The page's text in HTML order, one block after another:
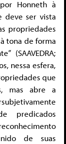
Honneth à
deve ser vista
propriedades
tona de forma
(SAAVEDRA;
nessa esfera,
que
mas abre a
predicados
de suas